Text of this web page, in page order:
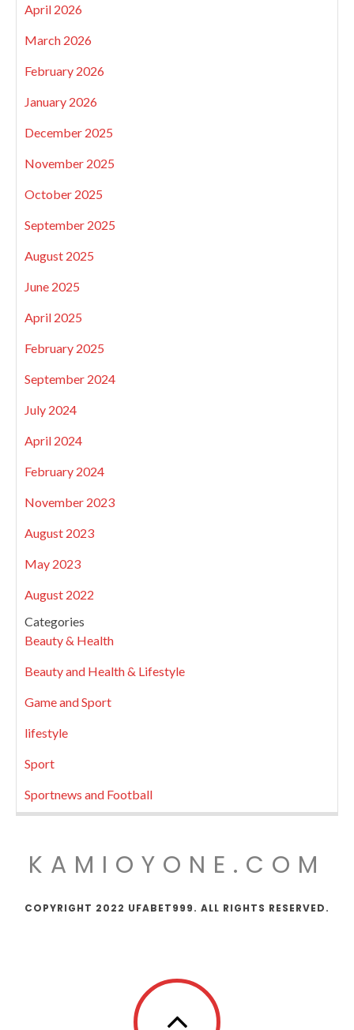
April 2026
March 2026
February 2026
January 2026
December 2025
November 2025
October 2025
September 2025
August 2025
June 2025
April 2025
February 2025
September 2024
July 2024
April 2024
February 2024
November 2023
August 2023
May 2023
August 2022
Categories
Beauty & Health
Beauty and Health & Lifestyle
Game and Sport
lifestyle
Sport
Sportnews and Football
KAMIOYONE.COM
COPYRIGHT 2022 UFABET999. ALL RIGHTS RESERVED.